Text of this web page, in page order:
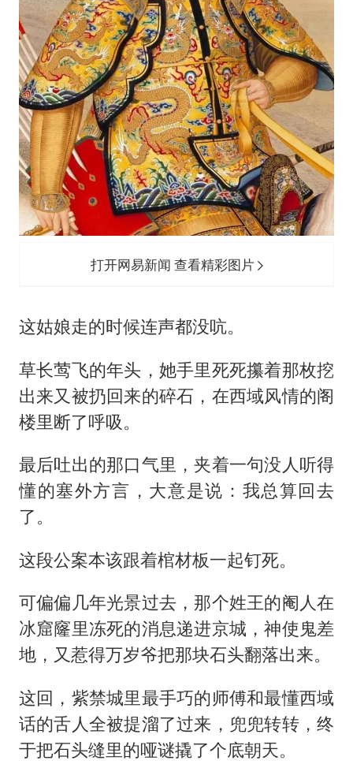
打开网易新闻 查看精彩图片
这姑娘走的时候连声都没吭。
草长莺飞的年头，她手里死死攥着那枚挖
出来又被扔回来的碎石，在西域风情的阁
楼里断了呼吸。
最后吐出的那口气里，夹着一句没人听得
懂的塞外方言，大意是说：我总算回去
了。
这段公案本该跟着棺材板一起钉死。
可偏偏几年光景过去，那个姓王的阉人在
冰窟窿里冻死的消息递进京城，神使鬼差
地，又惹得万岁爷把那块石头翻落出来。
这回，紫禁城里最手巧的师傅和最懂西域
话的舌人全被提溜了过来，兜兜转转，终
于把石头缝里的哑谜撬了个底朝天。